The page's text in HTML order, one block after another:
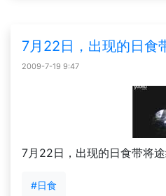
7月22日，出现的日食
2009-7-19 9:47
7月22日，出现的日食带将
#日食